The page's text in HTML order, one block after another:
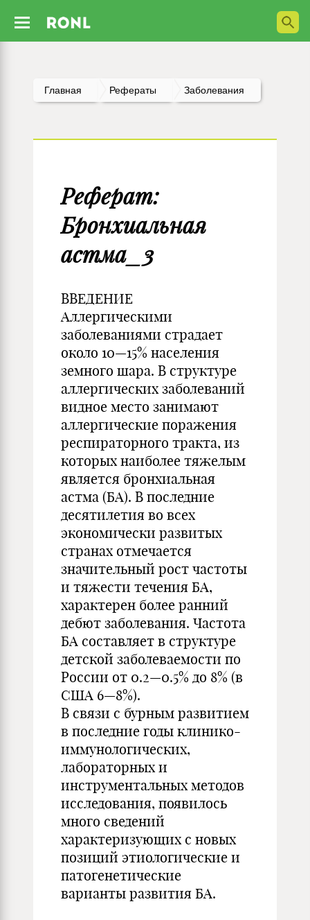
Главная Рефераты Заболевания
Реферат:
Бронхиальная
астма_3
ВВЕДЕНИЕ
Аллергическими
заболеваниями страдает
около 10—15% населения
земного шара. В структуре
аллергических заболеваний
видное место занимают
аллергические поражения
респираторного тракта, из
которых наиболее тяжелым
является бронхиальная
астма (БА). В последние
десятилетия во всех
экономически развитых
странах отмечается
значительный рост частоты
и тяжести течения БА,
характерен более ранний
дебют заболевания. Частота
БА составляет в структуре
детской заболеваемости по
России от 0.2—0.5% до 8% (в
США 6—8%).
В связи с бурным развитием
в последние годы клинико-
иммунологических,
лабораторных и
инструментальных методов
исследования, появилось
много сведений
характеризующих с новых
позиций этиологические и
патогенетические
варианты развития БА.